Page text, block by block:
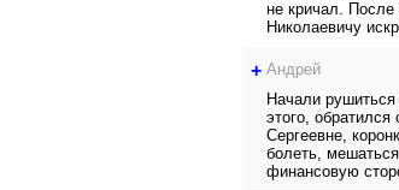
не кричал.
Николаевичу
+ Андрей
Начали
этого,
Сергеевне,
болеть,
финансовую